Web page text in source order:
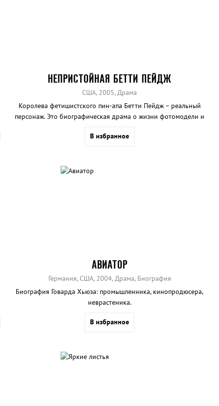
НЕПРИСТОЙНАЯ БЕТТИ ПЕЙДЖ
США, 2005, Драма
Королева фетишистского пин-апа Бетти Пейдж – реальный
персонаж. Это биографическая драма о жизни фотомодели и
В избранное
АВИАТОР
Германия, США, 2004, Драма, Биография
Биография Говарда Хьюза: промышленника, кинопродюсера,
неврастеника.
В избранное